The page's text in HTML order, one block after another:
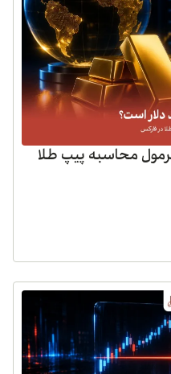
محاسبه پیپ طلا